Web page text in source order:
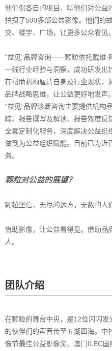
他们侃各自的项目、聊他们对公益
拍摄了500多部公益影像。他们的
交、楼宇、广场，让更多公众看见。
“益见”品牌咨询——颗粒依托戴维·
一线行业经验与洞察，成功研发出
在帮助机构厘清自身及行业现状，
品牌战略思维，让公益更好地发声。
“益见”品牌诊断咨询主要提供机构
踪、报告撰写及解读、报告效度反
全套定制化服务，深度解决公益组
做到为公益组织赋能。目前已为近
务。
颗粒对公益的展望？
颗粒坚信，无尽的远方，无数的人
借助影像，让公益看得见。借助品
人。
团队介绍
在颗粒的舞台中央，是12位闪闪
的伙伴们的声音传至五湖四海。中
像节最佳公益影像奖、澳门ILEC